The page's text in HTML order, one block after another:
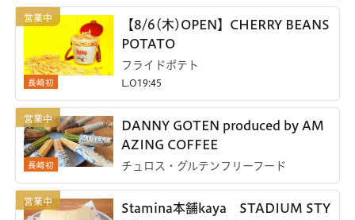
長崎初
【8/6(木)OPEN】CHERRY BEANS
POTATO
フライドポテト
L.O19:45
長崎初
DANNY GOTEN produced by AM
AZING COFFEE
チュロス・グルテンフリーフード
Stamina本舗kaya STADIUM STY